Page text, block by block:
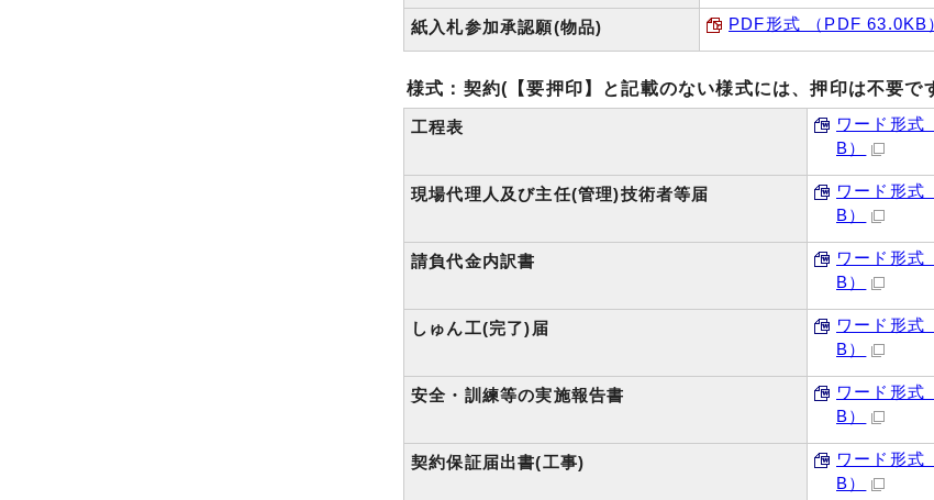
紙入札参加承認願(物品) PDF形式 （PDF 63.0KB
様式：契約(【要押印】と記載のない様式には、押印は不要で
工程表
ワード形式
B）
現場代理人及び主任(管理)技術者等届
ワード形式
B）
請負代金内訳書
ワード形式
B）
しゅん工(完了)届
ワード形式
B）
安全・訓練等の実施報告書
ワード形式
B）
契約保証届出書(工事)
ワード形式
B）